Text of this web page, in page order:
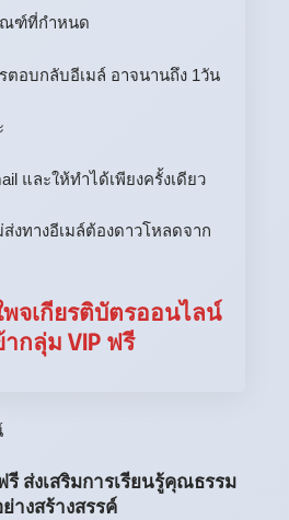
ณฑ์ที่กำหนด
ตอบกลับอีเมล์ อาจนานถึง 1วัน
และให้ทำได้เพียงครั้งเดียว
งทางอีเมล์ต้องดาวโหลดจาก
จเกียรติบัตรออนไลน์
กลุ่ม VIP ฟรี
ส่งเสริมการเรียนรู้คุณธรรม
างสร้างสรรค์